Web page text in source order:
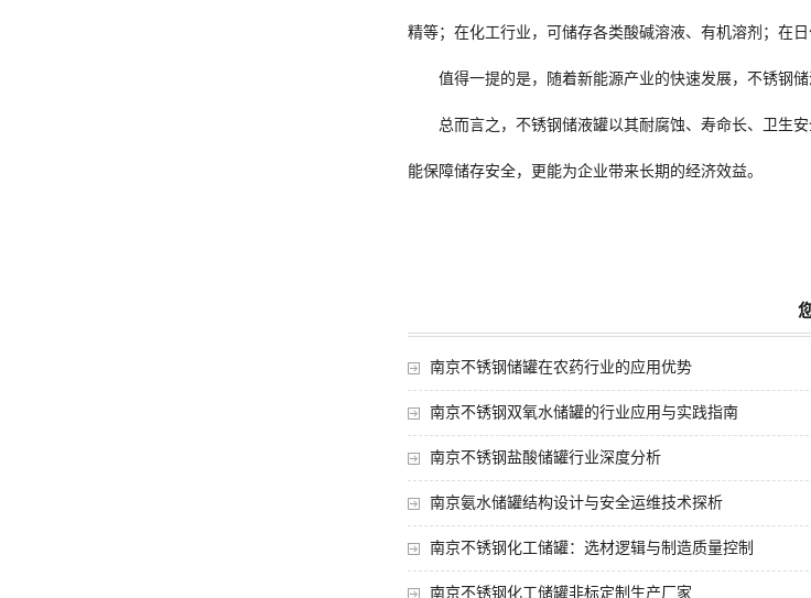
精等；在化工行业，可储存各类酸碱溶液、有机溶剂；在
值得一提的是，随着新能源产业的快速发展，不锈钢
总而言之，不锈钢储液罐以其耐腐蚀、寿命长、卫生
能保障储存安全，更能为企业带来长期的经济效益。
南京不锈钢储罐在农药行业的应用优势
南京不锈钢双氧水储罐的行业应用与实践指南
南京不锈钢盐酸储罐行业深度分析
南京氨水储罐结构设计与安全运维技术探析
南京不锈钢化工储罐：选材逻辑与制造质量控制
南京不锈钢化工储罐非标定制生产厂家